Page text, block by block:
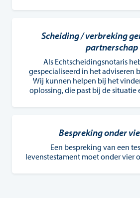
Scheiding / verbreking
partnerschap
Als Echtscheidingsnotaris
gespecialiseerd in het adviseren
Wij kunnen helpen bij het
oplossing, die past bij de situatie
Bespreking onder
Een bespreking van een
levenstestament moet onder vier